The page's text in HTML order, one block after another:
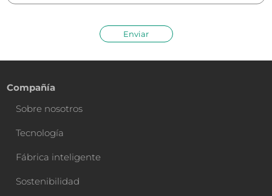
Enviar
Compañía
Sobre nosotros
Tecnología
Fábrica inteligente
Sostenibilidad